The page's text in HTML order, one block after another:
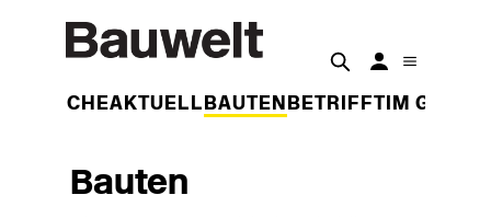
WOCHEAKTUELL BAUTEN BETRIFFT IM
Bauten